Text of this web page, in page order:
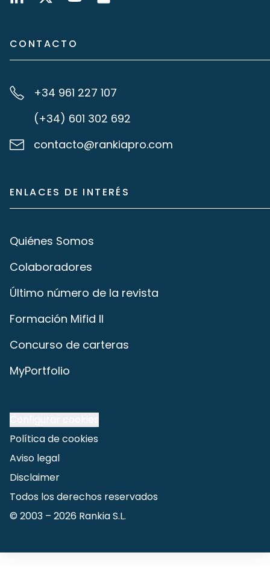
CONTACTO
+34 961 227 107
(+34) 601 302 692
contacto@rankiapro.com
ENLACES DE INTERÉS
Quiénes Somos
Colaboradores
Último número de la revista
Formación Mifid II
Concurso de carteras
MyPortfolio
Política de cookies
Aviso legal
Disclaimer
Todos los derechos reservados
© 2003 – 2026 Rankia S.L.